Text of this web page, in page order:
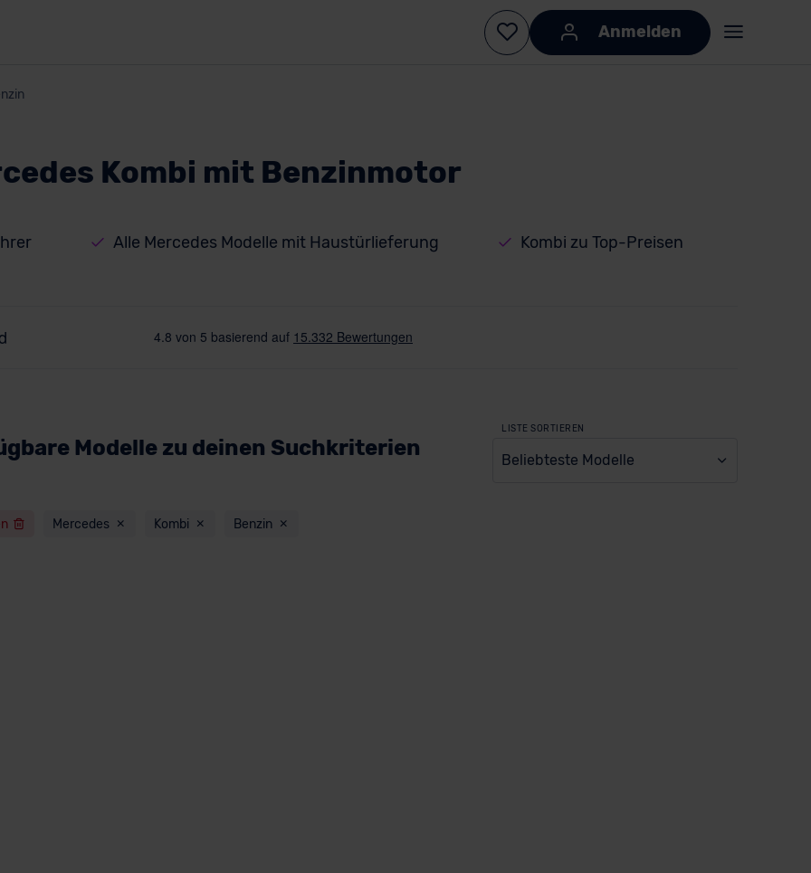
Anmelden
Kombi mit Benzinmotor
Alle Mercedes Modelle mit Haustürlieferung Kombi zu Top-Preisen
Modelle zu deinen Suchkriterien
LISTE SORTIEREN
Beliebteste Modelle
Mercedes Kombi Benzin